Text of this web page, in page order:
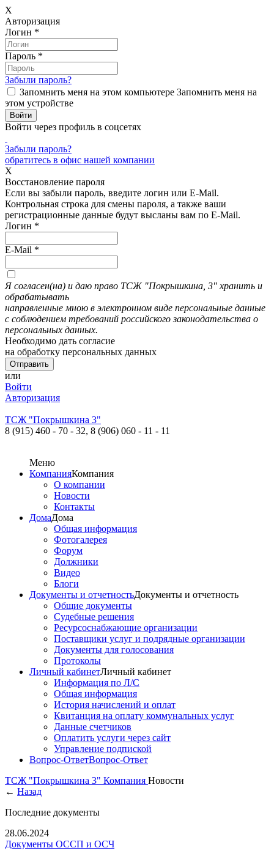
X
Авторизация
Логин *
Пароль *
Забыли пароль?
Запомнить меня на этом компьютере Запомнить меня на
этом устройстве
Войти через профиль в соцсетях
Забыли пароль?
обратитесь в офис нашей компании
X
Восстановление пароля
Если вы забыли пароль, введите логин или E-Mail.
Контрольная строка для смены пароля, а также ваши
регистрационные данные будут высланы вам по E-Mail.
Логин *
E-Mail *
Я согласен(на) и даю право ТСЖ "Покрышкина, 3" хранить и
обрабатывать
направленные мною в электронном виде персональные данные
с соблюдением требований российского законодательства о
персональных данных.
Необходимо дать согласие
на обработку персональных данных
или
Войти
Авторизация
ТСЖ "Покрышкина 3"
8 (915) 460 - 70 - 32, 8 (906) 060 - 11 - 11
Меню
КомпанияКомпания
О компании
Новости
Контакты
ДомаДома
Общая информация
Фотогалерея
Форум
Должники
Видео
Блоги
Документы и отчетностьДокументы и отчетность
Общие документы
Судебные решения
Ресурсоснабжающие организации
Поставщики услуг и подрядные организации
Документы для голосования
Протоколы
Личный кабинетЛичный кабинет
Информация по Л/С
Общая информация
История начислений и оплат
Квитанция на оплату коммунальных услуг
Данные счетчиков
Оплатить услуги через сайт
Управление подпиской
Вопрос-ОтветВопрос-Ответ
ТСЖ "Покрышкина 3" Компания Новости
← Назад
Последние документы
28.06.2024
Документы ОССП и ОСЧ